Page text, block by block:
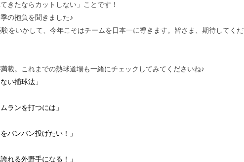
きたならカットしない」ことです！
の抱負を聞きました♪
験をいかして、今年こそはチームを日本一に導きます。皆さま、期待してくだ
載。これまでの熱球道場も一緒にチェックしてみてくださいね♪
い捕球法」
ランを打つには」
バンバン投げたい！」
れる外野手になる！」